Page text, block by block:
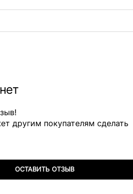
другим покупателям сделать
ОСТАВИТЬ ОТЗЫВ